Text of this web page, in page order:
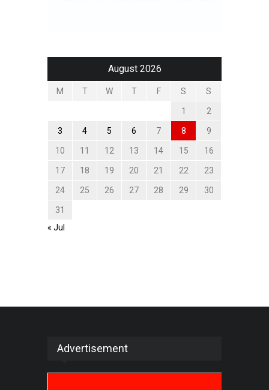
August 2026
M T W T F S S
1 2
3 4 5 6 7 8 9
10 11 12 13 14 15 16
17 18 19 20 21 22 23
24 25 26 27 28 29 30
31
« Jul
Advertisement